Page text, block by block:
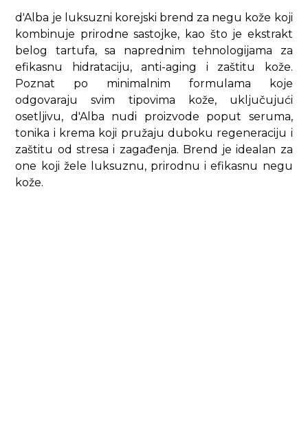
d'Alba je luksuzni korejski brend za negu kože koji
kombinuje prirodne sastojke, kao što je ekstrakt
belog tartufa, sa naprednim tehnologijama za
efikasnu hidrataciju, anti-aging i zaštitu kože.
Poznat po minimalnim formulama koje
odgovaraju svim tipovima kože, uključujući
osetljivu, d'Alba nudi proizvode poput seruma,
tonika i krema koji pružaju duboku regeneraciju i
zaštitu od stresa i zagađenja. Brend je idealan za
one koji žele luksuznu, prirodnu i efikasnu negu
kože.